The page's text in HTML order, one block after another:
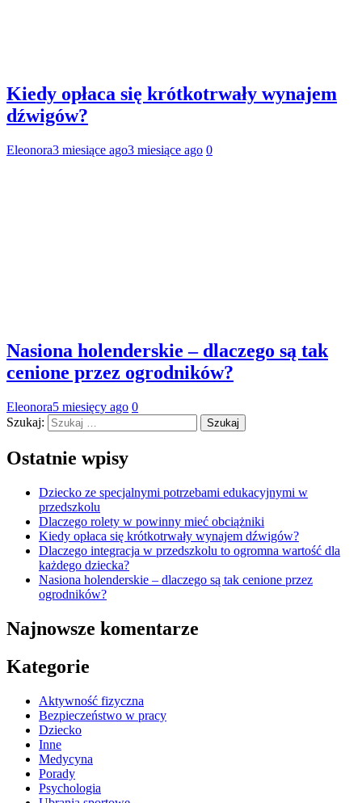
Kiedy opłaca się krótkotrwały wynajem
dźwigów?
Eleonora3 miesiące ago3 miesiące ago 0
Nasiona holenderskie – dlaczego są tak
cenione przez ogrodników?
Eleonora5 miesięcy ago 0
Szukaj:
Ostatnie wpisy
Dziecko ze specjalnymi potrzebami edukacyjnymi w
przedszkolu
Dlaczego rolety w powinny mieć obciążniki
Kiedy opłaca się krótkotrwały wynajem dźwigów?
Dlaczego integracja w przedszkolu to ogromna wartość dla
każdego dziecka?
Nasiona holenderskie – dlaczego są tak cenione przez
ogrodników?
Najnowsze komentarze
Kategorie
Aktywność fizyczna
Bezpieczeństwo w pracy
Dziecko
Inne
Medycyna
Porady
Psychologia